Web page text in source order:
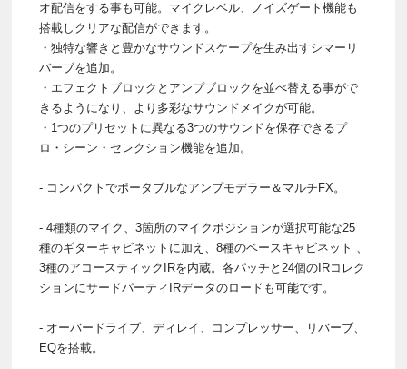
オ配信をする事も可能。マイクレベル、ノイズゲート機能も
搭載しクリアな配信ができます。
・独特な響きと豊かなサウンドスケープを生み出すシマーリ
バーブを追加。
・エフェクトブロックとアンプブロックを並べ替える事がで
きるようになり、より多彩なサウンドメイクが可能。
・1つのプリセットに異なる3つのサウンドを保存できるプ
ロ・シーン・セレクション機能を追加。
- コンパクトでポータブルなアンプモデラー＆マルチFX。
- 4種類のマイク、3箇所のマイクポジションが選択可能な25
種のギターキャビネットに加え、8種のベースキャビネット 、
3種のアコースティックIRを内蔵。各パッチと24個のIRコレク
ションにサードパーティIRデータのロードも可能です。
- オーバードライブ、ディレイ、コンプレッサー、リバーブ、
EQを搭載。